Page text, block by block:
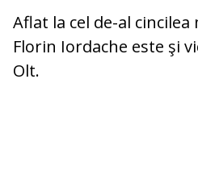
Aflat la cel de-al
Florin Iordache este şi
Olt.